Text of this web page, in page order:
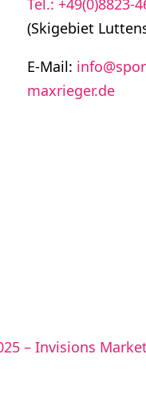
(Skigebiet
E-Mail:
maxrieger.de
– Invisions